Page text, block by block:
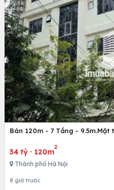
Bán 120m - 7 Tầng - 9.5m.Mặt
34 tỷ · 120m
2
Thành phố Hà Nội
8 giờ trước